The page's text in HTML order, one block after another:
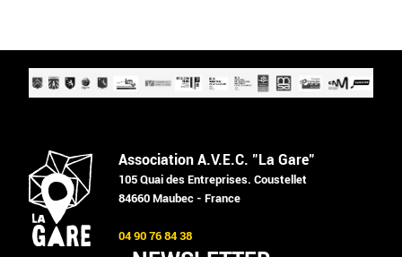
Association A.V.E.C. "La Gare"
105 Quai des Entreprises. Coustellet
84660 Maubec - France
04 90 76 84 38